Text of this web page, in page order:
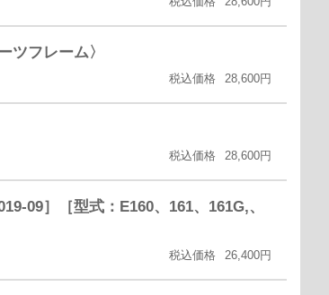
フレーム〉
税込価格 28,600円
税込価格 28,600円
09］［型式：E160、161、161G,、
税込価格 26,400円